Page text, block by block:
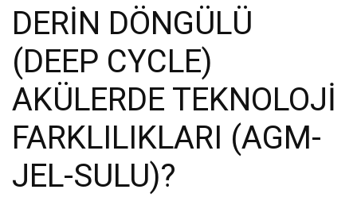
DERİN DÖNGÜLÜ
(DEEP CYCLE)
AKÜLERDE TEKNOLOJİ
FARKLILIKLARI (AGM-
JEL-SULU)?